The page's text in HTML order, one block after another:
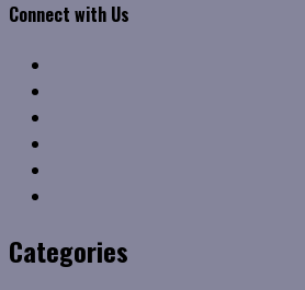
Connect with Us
Categories